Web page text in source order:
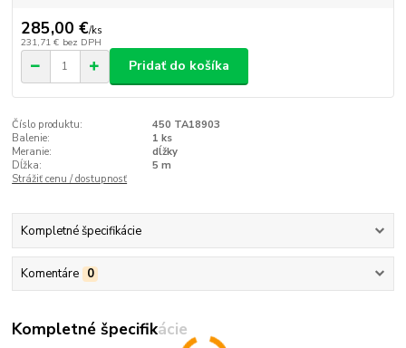
285,00 €/ks
231,71 € bez DPH
Pridať do košíka
Číslo produktu:
450 TA18903
Balenie:
1 ks
Meranie:
dĺžky
Dĺžka:
5 m
Strážiť cenu / dostupnosť
Kompletné špecifikácie
Komentáre 0
Kompletné špecifikácie